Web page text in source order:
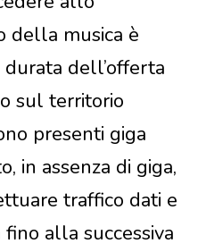
della musica è
dell’offerta
sul territorio
presenti giga
in assenza di giga,
traffico dati e
alla successiva